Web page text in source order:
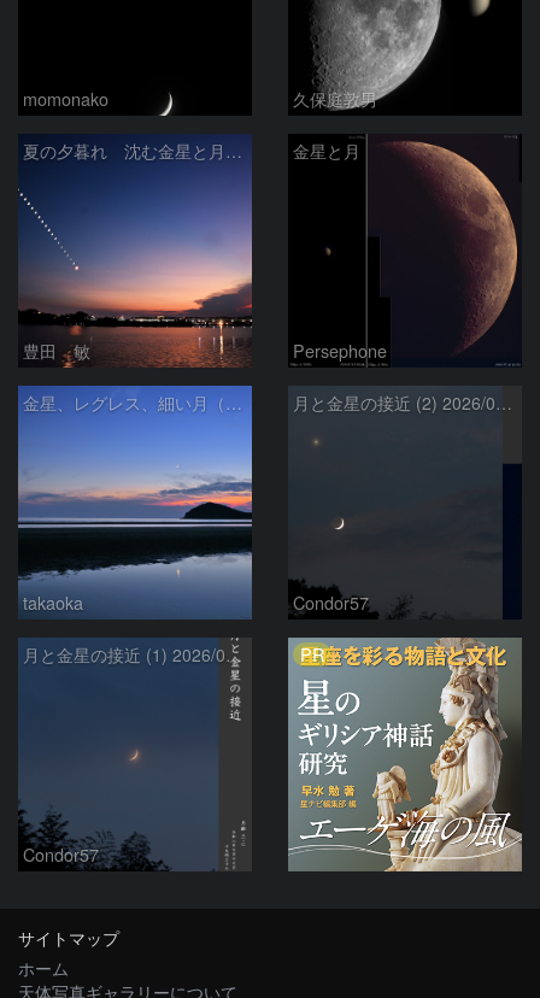
momonako 久保庭敦男
夏の夕暮れ 沈む金星と月 2026/7/20
豊田 敏
金星と月
Persephone
金星、レグレス、細い月（７月１６日）
takaoka
月と金星の接近 (2) 2026/07/17
Condor57
月と金星の接近 (1) 2026/07/17
Condor57
PR
サイトマップ
ホーム
天体写真ギャラリーについて